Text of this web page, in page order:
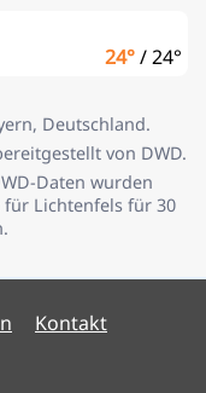
24°/24°
Deutschland.
von DWD.
Daten wurden
Lichtenfels für 30
Kontakt